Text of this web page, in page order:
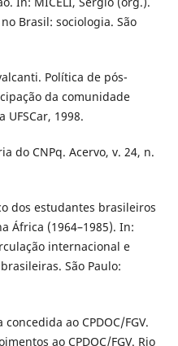
Brasil: sociologia. São
Política de pós-
da comunidade
UFSCar, 1998.
do CNPq. Acervo, v. 24, n.
dos estudantes brasileiros
África (1964–1985). In:
internacional e
São Paulo:
concedida ao CPDOC/FGV.
ao CPDOC/FGV. Rio